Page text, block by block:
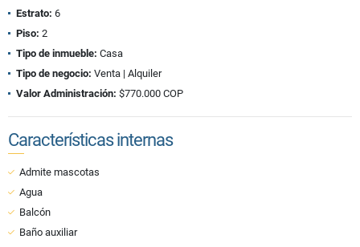
Estrato: 6
Piso: 2
Tipo de inmueble: Casa
Tipo de negocio: Venta | Alquiler
Valor Administración: $770.000 COP
Características internas
Admite mascotas
Agua
Balcón
Baño auxiliar